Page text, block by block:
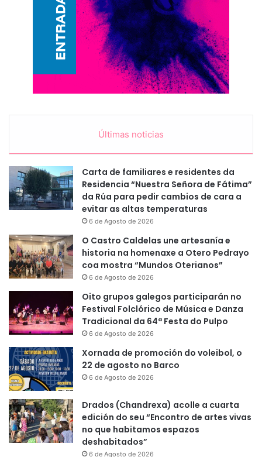
Últimas noticias
Carta de familiares e residentes da
Residencia “Nuestra Señora de Fátima”
da Rúa para pedir cambios de cara a
evitar as altas temperaturas
6 de Agosto de 2026
O Castro Caldelas une artesanía e
historia na homenaxe a Otero Pedrayo
coa mostra “Mundos Oterianos”
6 de Agosto de 2026
Oito grupos galegos participarán no
Festival Folclórico de Música e Danza
Tradicional da 64ª Festa do Pulpo
6 de Agosto de 2026
Xornada de promoción do voleibol, o
22 de agosto no Barco
6 de Agosto de 2026
Drados (Chandrexa) acolle a cuarta
edición do seu “Encontro de artes vivas
no que habitamos espazos
deshabitados”
6 de Agosto de 2026